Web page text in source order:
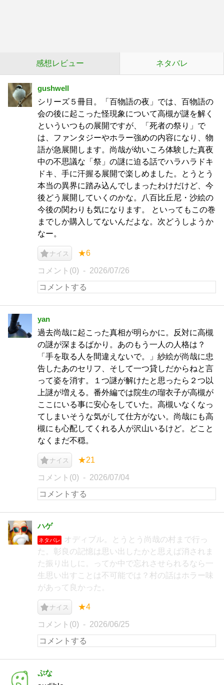
感想レビュー ネタバレ
gushwell
シリーズ５冊目。「百物語の夜」では、百物語の
会の後に起こった怪現象について高槻が謎を解く
といういつもの展開ですが、「死者の祭り」で
は、ファンタジーやホラー強めの内容になり、物
語が急展開します。尚哉が幼いころ体験した真夜
中の不思議な「祭」の謎に迫る話でハラハラドキ
ドキ、手に汗握る展開で楽しめました。とうとう
本当の異界に踏み込んでしまったわけだけど、今
後どう展開していくのかな。八百比丘尼・沙絵の
今後の関わりも気になります。 といってもこの巻
までしか購入してないんだよな。次どうしようか
なー。
ナイス ★6
コメント(0) 2026/07/26
yan
過去尚哉に起こった真相が明らかに。反対に高槻
の謎が深まるばかり。あのもう一人の人格は？
「手を取る人を間違えないで。」紗絵が尚哉に忠
告したあのセリフ、そして一つ貸しだからねと言
って姿を消す。１つ謎が解けたと思ったら２つ以
上謎が増える。番外編では院生の瑠衣子が高槻が
ここにいる事に安心をしていた。高槻いなくなっ
てしまいそうな気がして仕方がない。尚哉にも高
槻にも心配してくれる人が沢山いるけど。どこと
なくまだ不穏。
ナイス ★21
コメント(0) 2026/07/04
ハゲ
ネタバレ
オディブル。とうとう尚哉の村まで行っ
た。彰良の記憶は思い出したかと思えば消されま
た振り出しに。ってか中で忘れさせられるなら一
生思い出すことは不可能では？村の話はホラー味
があって良かった。
ナイス ★4
コメント(0) 2026/06/25
ぷな